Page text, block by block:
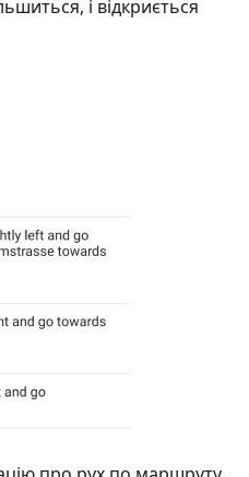
і відкриється